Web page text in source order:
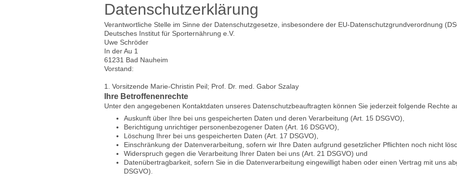
Datenschutzerklärung
Verantwortliche Stelle im Sinne der Datenschutzgesetze, insbesondere der EU-Datenschutzgrundverordnung
Deutsches Institut für Sporternährung e.V.
Uwe Schröder
In der Au 1
61231 Bad Nauheim
Vorstand:
1. Vorsitzende Marie-Christin Peil; Prof. Dr. med. Gabor Szalay
Ihre Betroffenenrechte
Unter den angegebenen Kontaktdaten unseres Datenschutzbeauftragten können Sie jederzeit folgende Rechte
Auskunft über Ihre bei uns gespeicherten Daten und deren Verarbeitung (Art. 15 DSGVO),
Berichtigung unrichtiger personenbezogener Daten (Art. 16 DSGVO),
Löschung Ihrer bei uns gespeicherten Daten (Art. 17 DSGVO),
Einschränkung der Datenverarbeitung, sofern wir Ihre Daten aufgrund gesetzlicher Pflichten noch nicht
Widerspruch gegen die Verarbeitung Ihrer Daten bei uns (Art. 21 DSGVO) und
Datenübertragbarkeit, sofern Sie in die Datenverarbeitung eingewilligt haben oder einen Vertrag mit uns
DSGVO).